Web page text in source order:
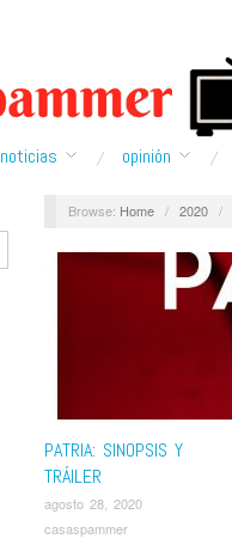
noticias opinión
Browse: Home / 2020 /
PATRIA: SINOPSIS Y
TRÁILER
agosto 28, 2020
casaspammer